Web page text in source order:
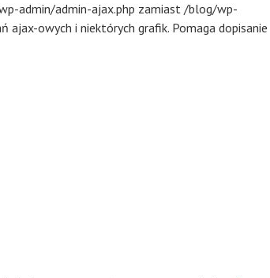
admin/admin-ajax.php zamiast /blog/wp-
owych i niektórych grafik. Pomaga dopisanie